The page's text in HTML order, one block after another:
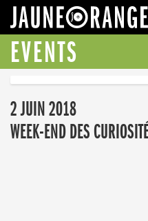
EVENTS
2 JUIN 2018
WEEK-END DES